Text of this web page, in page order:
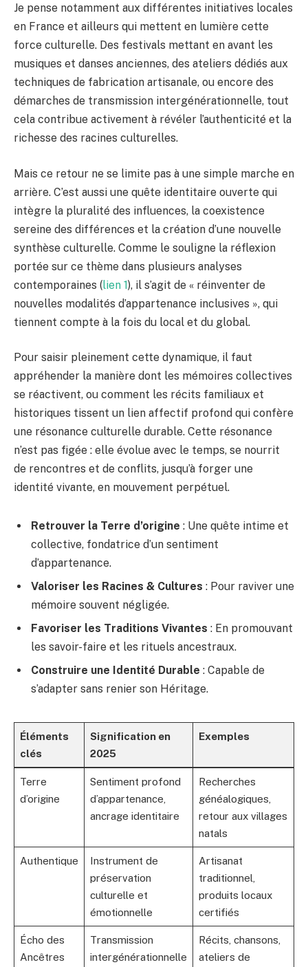
Je pense notamment aux différentes initiatives locales
en France et ailleurs qui mettent en lumière cette
force culturelle. Des festivals mettant en avant les
musiques et danses anciennes, des ateliers dédiés aux
techniques de fabrication artisanale, ou encore des
démarches de transmission intergénérationnelle, tout
cela contribue activement à révéler l’authenticité et la
richesse des racines culturelles.
Mais ce retour ne se limite pas à une simple marche en
arrière. C’est aussi une quête identitaire ouverte qui
intègre la pluralité des influences, la coexistence
sereine des différences et la création d’une nouvelle
synthèse culturelle. Comme le souligne la réflexion
portée sur ce thème dans plusieurs analyses
contemporaines (lien 1), il s’agit de « réinventer de
nouvelles modalités d’appartenance inclusives », qui
tiennent compte à la fois du local et du global.
Pour saisir pleinement cette dynamique, il faut
appréhender la manière dont les mémoires collectives
se réactivent, ou comment les récits familiaux et
historiques tissent un lien affectif profond qui confère
une résonance culturelle durable. Cette résonance
n’est pas figée : elle évolue avec le temps, se nourrit
de rencontres et de conflits, jusqu’à forger une
identité vivante, en mouvement perpétuel.
Retrouver la Terre d’origine : Une quête intime et
collective, fondatrice d’un sentiment
d’appartenance.
Valoriser les Racines & Cultures : Pour raviver une
mémoire souvent négligée.
Favoriser les Traditions Vivantes : En promouvant
les savoir-faire et les rituels ancestraux.
Construire une Identité Durable : Capable de
s’adapter sans renier son Héritage.
Éléments
clés
Signification en
2025
Exemples
Terre
d’origine
Sentiment profond
d’appartenance,
ancrage identitaire
Recherches
généalogiques,
retour aux villages
natals
Authentique
Instrument de
préservation
culturelle et
émotionnelle
Artisanat
traditionnel,
produits locaux
certifiés
Écho des
Ancêtres
Transmission
intergénérationnelle
Récits, chansons,
ateliers de